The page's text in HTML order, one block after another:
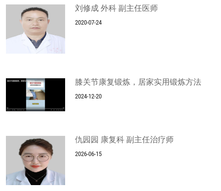
刘修成 外科 副主任医师
2020-07-24
膝关节康复锻炼，居家实用锻炼方法
2024-12-20
仇园园 康复科 副主任治疗师
2026-06-15